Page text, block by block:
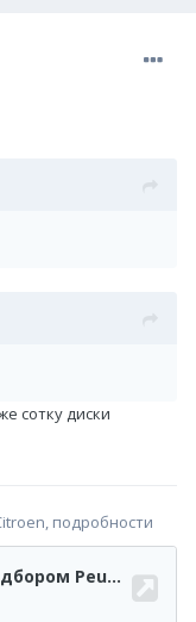
сотку диски
подробности